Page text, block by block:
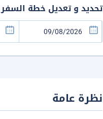
تحديد و تعديل خطة السفر
نظرة عامة